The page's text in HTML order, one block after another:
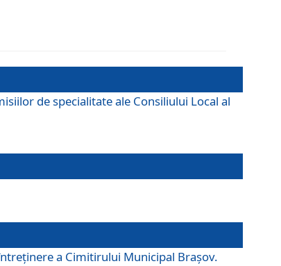
de specialitate ale Consiliului Local al
a Cimitirului Municipal Braşov.